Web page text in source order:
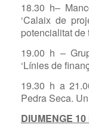
18.30 h–
‘Calaix de
potencialitat de
19.00 h –
‘Línies de
19.30 h a
Pedra Seca.
DIUMENGE